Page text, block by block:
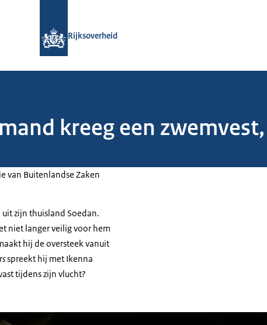
Rijksoverheid
kreeg een
van Buitenlandse Zaken
zijn thuisland Soedan.
niet langer veilig voor hem
hij de oversteek vanuit
spreekt hij met Ikenna
tijdens zijn vlucht?